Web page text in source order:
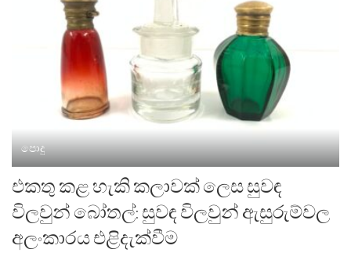
පොදු
එකතු කළ හැකි කලාවක් ලෙස සුවඳ
විලවුන් බෝතල්: සුවඳ විලවුන් ඇසුරුම්වල
අලංකාරය එළිදැක්වීම